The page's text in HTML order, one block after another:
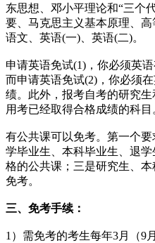
东思想、邓小平理论和“三个
要、马克思主义基本原理、
语文、英语(一)、英语(二)。
申请英语免试(1)，你必须英
而申请英语免试(2)，你必须
绩。此外，报考自考的研究
用考已经取得合格成绩的科目
有公共课可以免考。第一个
学毕业生、本科毕业生、退
格的公共课；三是研究生、
免考。
三、免考手续：
1）需免考的考生每年3月（9